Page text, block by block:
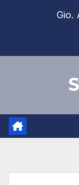
Gio.